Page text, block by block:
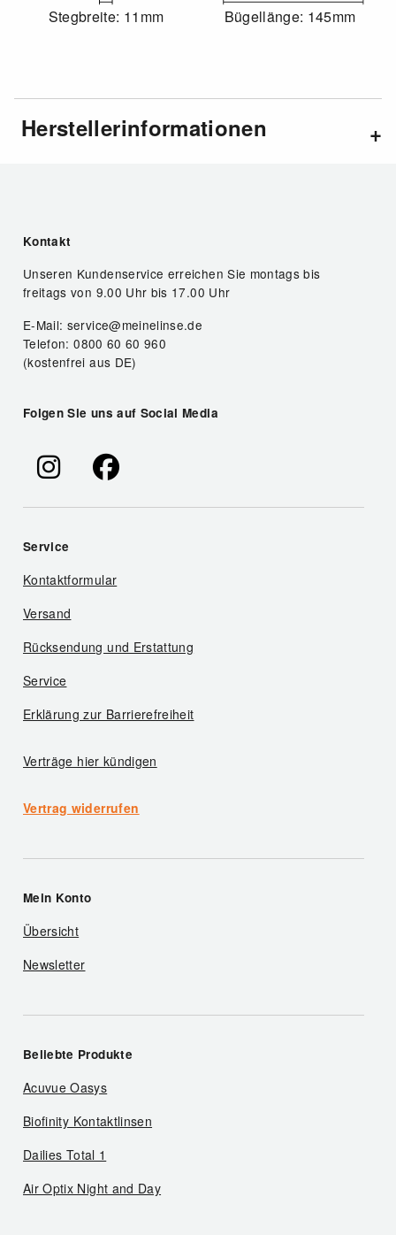
Stegbreite: 11mm Bügellänge: 145mm
Herstellerinformationen
Kontakt
Unseren Kundenservice erreichen Sie montags bis
freitags von 9.00 Uhr bis 17.00 Uhr
E-Mail: service@meinelinse.de
Telefon: 0800 60 60 960
(kostenfrei aus DE)
Folgen Sie uns auf Social Media
Service
Kontaktformular
Versand
Rücksendung und Erstattung
Service
Erklärung zur Barrierefreiheit
Verträge hier kündigen
Vertrag widerrufen
Mein Konto
Übersicht
Newsletter
Beliebte Produkte
Acuvue Oasys
Biofinity Kontaktlinsen
Dailies Total 1
Air Optix Night and Day